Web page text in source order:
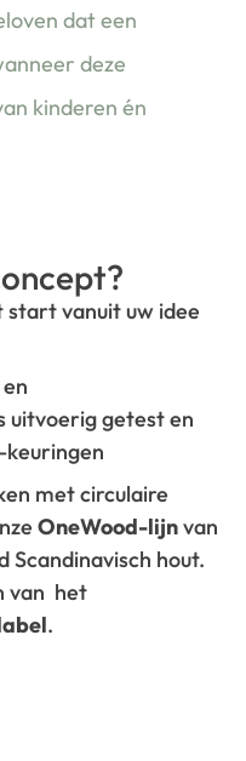
dat een
deze
kinderen én
start vanuit uw idee
uitvoerig getest en
keuringen
met circulaire
OneWood-lijnvan
hout.
van het
.